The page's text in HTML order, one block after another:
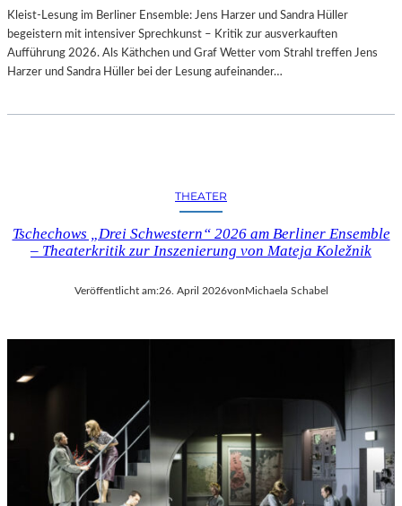
S
K
O
N
E
E
E
E
R
G
E
Kleist-Lesung im Berliner Ensemble: Jens Harzer und Sandra Hüller
begeistern mit intensiver Sprechkunst – Kritik zur ausverkauften
Aufführung 2026. Als Käthchen und Graf Wetter vom Strahl treffen Jens
Harzer und Sandra Hüller bei der Lesung aufeinander…
THEATER
Tschechows „Drei Schwestern“ 2026 am Berliner Ensemble
– Theaterkritik zur Inszenierung von Mateja Koležnik
Veröffentlicht am:26. April 2026vonMichaela Schabel